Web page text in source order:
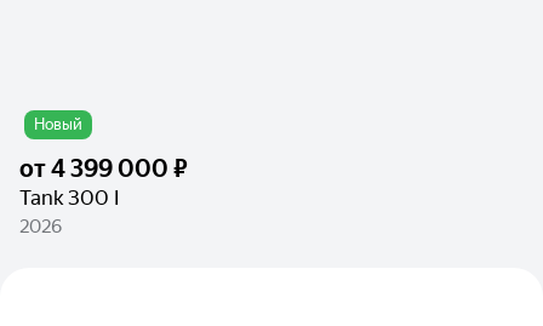
Новый
от4 399 000 ₽
Tank 300 I
2026